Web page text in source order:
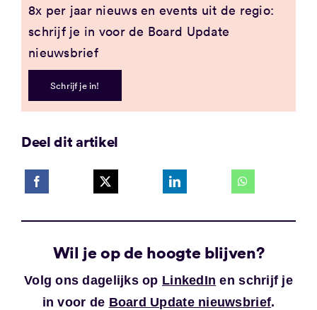
8x per jaar nieuws en events uit de regio:
schrijf je in voor de Board Update
nieuwsbrief
Schrijf je in!
Deel dit artikel
Wil je op de hoogte blijven?
Volg ons dagelijks op LinkedIn en schrijf je
in voor de Board Update nieuwsbrief.